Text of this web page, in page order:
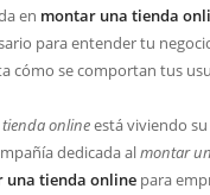
en montar una tienda
para entender tu
cómo se comportan tus
onlineestá viviendo
dedicada almontar
una tienda online para